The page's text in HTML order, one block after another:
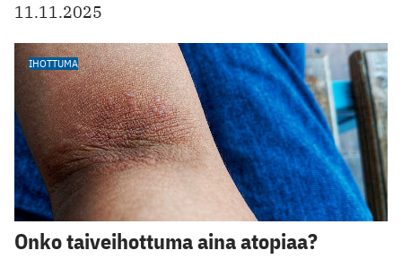
11.11.2025
IHOTTUMA
Onko taiveihottuma aina atopiaa?